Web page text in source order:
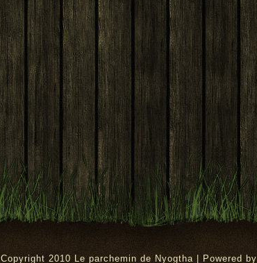
Copyright 2010 Le parchemin de Nyogtha | Powered by